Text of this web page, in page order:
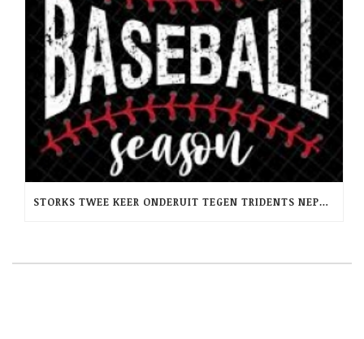
STORKS TWEE KEER ONDERUIT TEGEN TRIDENTS NEPTUNUS